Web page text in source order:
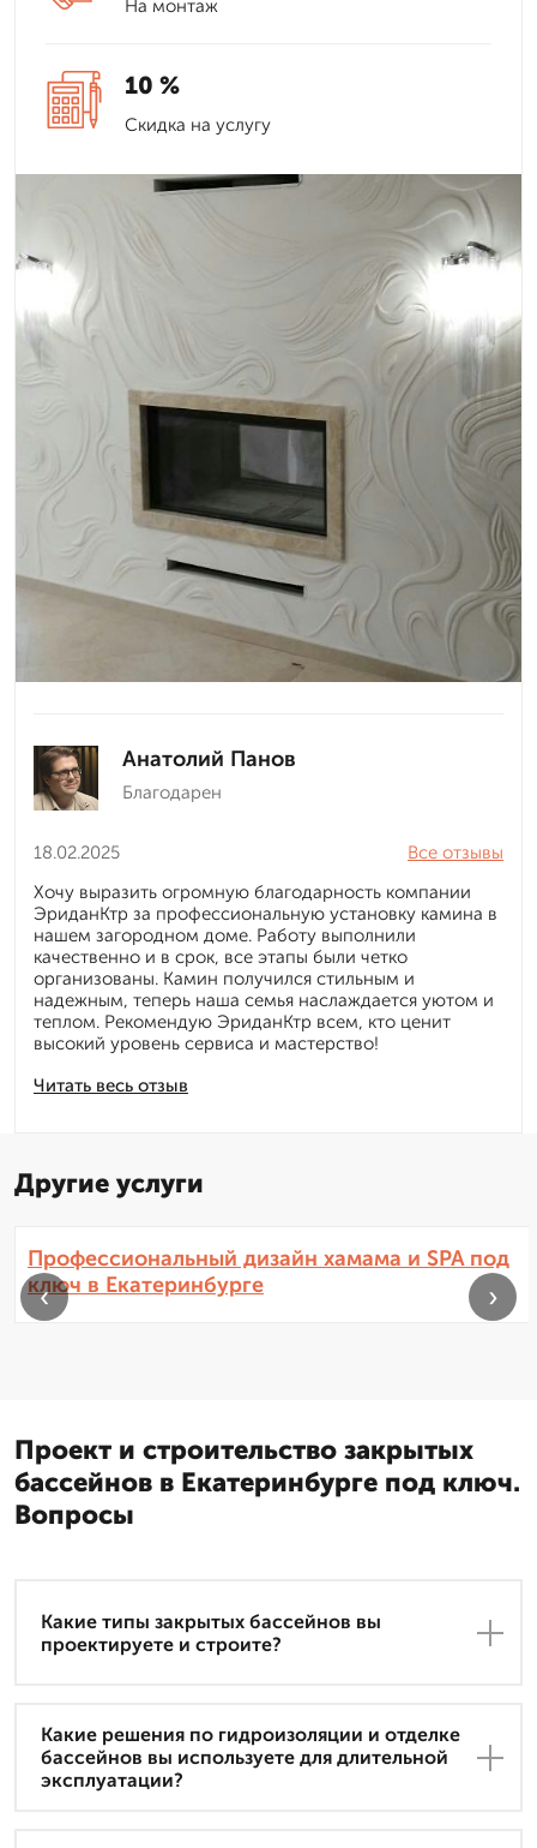
На монтаж
10 %
Скидка на услугу
Анатолий Панов
Благодарен
18.02.2025
Читать весь отзыв
Все отзывы
Хочу выразить огромную благодарность компании
ЭриданКтр за профессиональную установку камина в
нашем загородном доме. Работу выполнили
качественно и в срок, все этапы были четко
организованы. Камин получился стильным и
надежным, теперь наша семья наслаждается уютом и
теплом. Рекомендую ЭриданКтр всем, кто ценит
высокий уровень сервиса и мастерство!
Другие услуги
Профессиональный дизайн хамама и SPA под
ключ в Екатеринбурге
‹ ›
Проект и строительство закрытых
бассейнов в Екатеринбурге под ключ.
Вопросы
Какие типы закрытых бассейнов вы
проектируете и строите?
Какие решения по гидроизоляции и отделке
бассейнов вы используете для длительной
эксплуатации?